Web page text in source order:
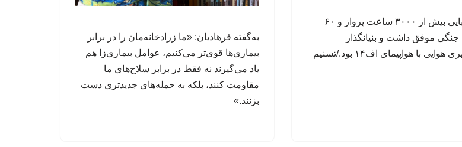
شهید بابایی بیش از ۳۰۰۰ ساعت پرواز و ۶۰
جنگی موفق داشت و بنیانگذار
با هواپیمای اف۱۴ بود./تسنیم
به‌گفته فرهادیان: «ما زرادخانه‌مان را در برابر
بیماری‌ها قوی‌تر می‌کنیم، عوامل‌ بیماری‌زا هم
یاد می‌گیرند نه فقط در برابر سلاح‌های ما
مقاومت کنند، بلکه به حمله‌های جدیدتری دست
بزنند.»